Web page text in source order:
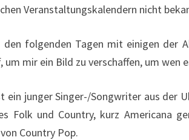
Veranstaltungskalendern nicht
den folgenden Tagen mit einigen der
um mir ein Bild zu verschaffen, um wen
ein junger Singer-/Songwriter aus der
Folk und Country, kurz Americana
Country Pop.